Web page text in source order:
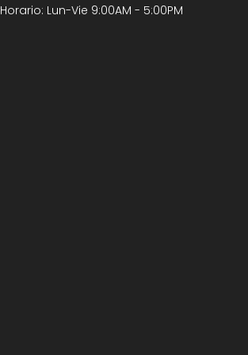
Horario: Lun-Vie 9:00AM - 5:00PM